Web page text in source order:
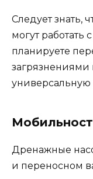
Следует знать,
могут работать
планируете
загрязнениями
универсальную
Дренажные
и переносном